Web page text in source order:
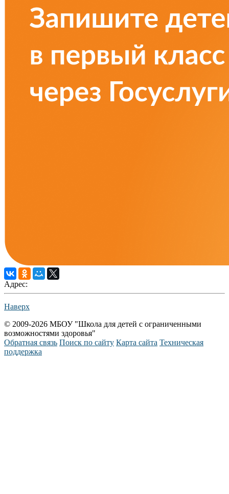
Адрес:
Наверх
© 2009-2026 МБОУ "Школа для детей с ограниченными
возможностями здоровья"
Обратная связь Поиск по сайту Карта сайта Техническая
поддержка